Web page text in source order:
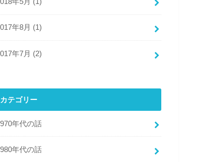
年8月 (1)
年7月 (2)
カテゴリー
年代の話
年代の話